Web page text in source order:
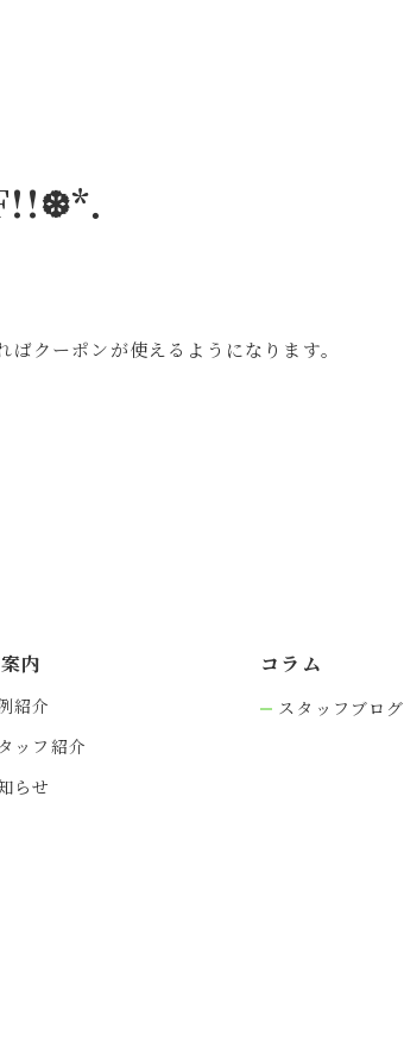
．
クーポンが使えるようになります。
内
紹介
ッフ紹介
らせ
コラム
スタッフブログ